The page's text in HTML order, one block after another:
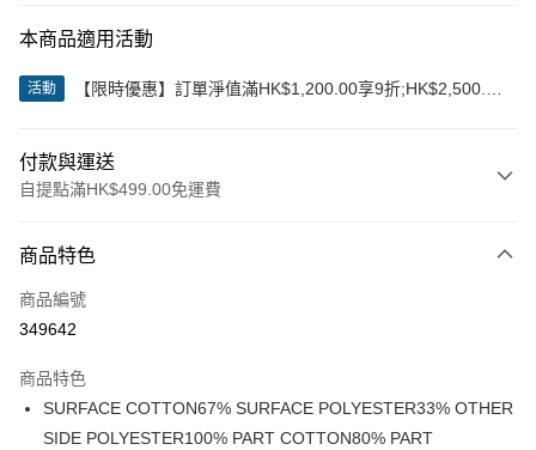
本商品適用活動
活動
【限時優惠】訂單淨值滿HK$1,200.00享9折;HK$2,500.00
付款與運送
自提點滿HK$499.00免運費
信用卡
Apple Pay
AlipayHK
商品特色
商品編號
349642
商品特色
SURFACE COTTON67% SURFACE POLYESTER33% OTHER
SIDE POLYESTER100% PART COTTON80% PART